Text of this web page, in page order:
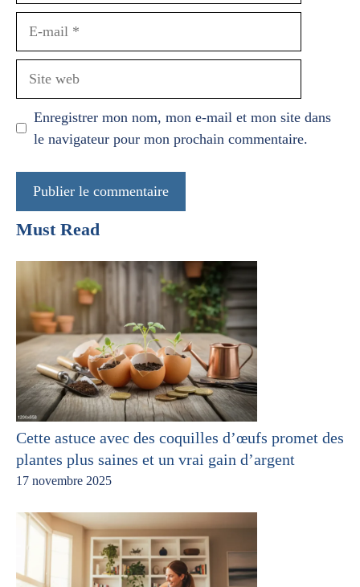
Enregistrer mon nom, mon e-mail et mon site dans
le navigateur pour mon prochain commentaire.
Must Read
Cette astuce avec des coquilles d’œufs promet des
plantes plus saines et un vrai gain d’argent
17 novembre 2025